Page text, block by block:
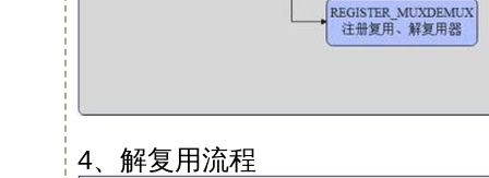
4、解复用流程